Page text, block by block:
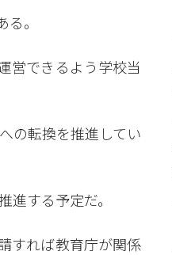
。
営できるよう学校当
の転換を推進してい
する予定だ。
すれば教育庁が関係